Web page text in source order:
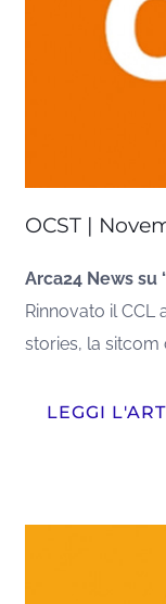
OCST |
Arca24 News su
Rinnovato il CCL
stories, la sitcom
LEGGI